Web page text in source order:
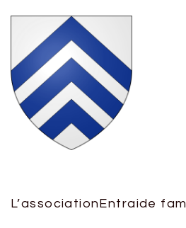
L’associationEntraide